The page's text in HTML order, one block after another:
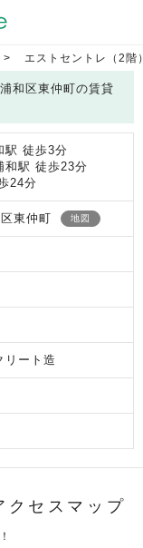
エストセントレ（2階
和区東仲町の賃貸
駅 徒歩3分
和駅 徒歩23分
24分
東仲町 地図
リート造
クセスマップ